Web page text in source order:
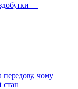
—
передову, чому
стан